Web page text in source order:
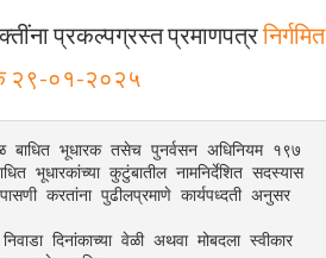
प्रकल्पग्रस्त प्रमाणपत्रनिर्गमित
२९-०१-२०२५
बाधित भूधारक तसेच पुनर्वसन अधिनियम १९७
भूधारकांच्या कुटुंबातील नामनिर्देशित सदस्यास
करतांना पुढीलप्रमाणे कार्यपध्दती अनुसर
दिनांकाच्या वेळी अथवा मोबदला स्वीकार